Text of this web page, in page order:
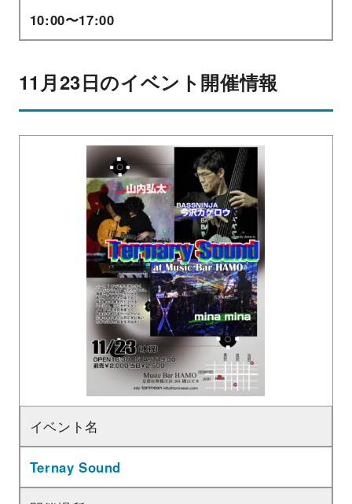
10:00〜17:00
11月23日のイベント開催情報
イベント名
Ternay Sound